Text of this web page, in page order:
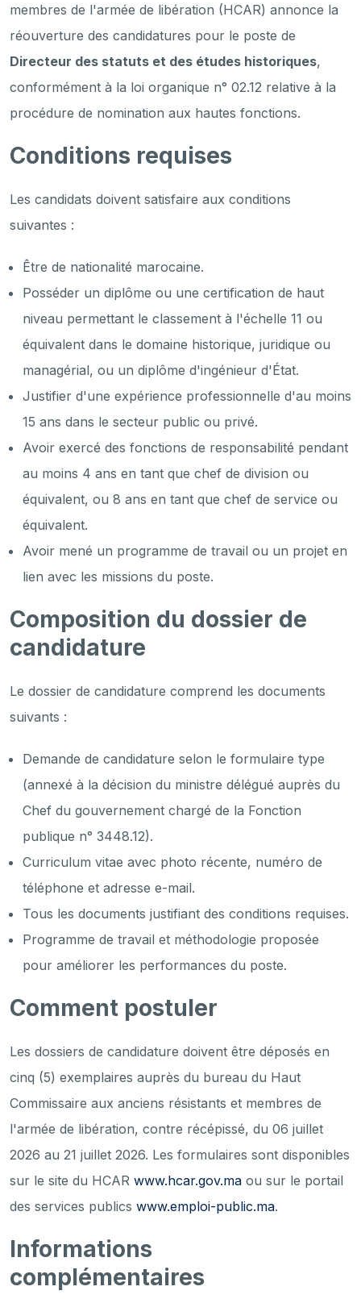
membres de l'armée de libération (HCAR) annonce la
réouverture des candidatures pour le poste de
Directeur des statuts et des études historiques,
conformément à la loi organique n° 02.12 relative à la
procédure de nomination aux hautes fonctions.
Conditions requises
Les candidats doivent satisfaire aux conditions
suivantes :
Être de nationalité marocaine.
Posséder un diplôme ou une certification de haut
niveau permettant le classement à l'échelle 11 ou
équivalent dans le domaine historique, juridique ou
managérial, ou un diplôme d'ingénieur d'État.
Justifier d'une expérience professionnelle d'au moins
15 ans dans le secteur public ou privé.
Avoir exercé des fonctions de responsabilité pendant
au moins 4 ans en tant que chef de division ou
équivalent, ou 8 ans en tant que chef de service ou
équivalent.
Avoir mené un programme de travail ou un projet en
lien avec les missions du poste.
Composition du dossier de
candidature
Le dossier de candidature comprend les documents
suivants :
Demande de candidature selon le formulaire type
(annexé à la décision du ministre délégué auprès du
Chef du gouvernement chargé de la Fonction
publique n° 3448.12).
Curriculum vitae avec photo récente, numéro de
téléphone et adresse e-mail.
Tous les documents justifiant des conditions requises.
Programme de travail et méthodologie proposée
pour améliorer les performances du poste.
Comment postuler
Les dossiers de candidature doivent être déposés en
cinq (5) exemplaires auprès du bureau du Haut
Commissaire aux anciens résistants et membres de
l'armée de libération, contre récépissé, du 06 juillet
2026 au 21 juillet 2026. Les formulaires sont disponibles
sur le site du HCAR www.hcar.gov.ma ou sur le portail
des services publics www.emploi-public.ma.
Informations
complémentaires